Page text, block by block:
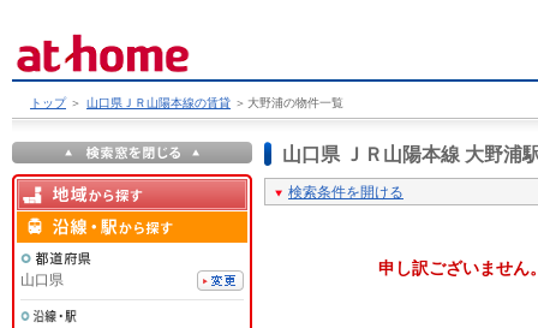
トップ ＞ 山口県ＪＲ山陽本線の賃貸 ＞ 大野浦の物件一覧
山口県 ＪＲ山陽本線 大野浦
検索条件を開ける
申し訳ございません
山口県